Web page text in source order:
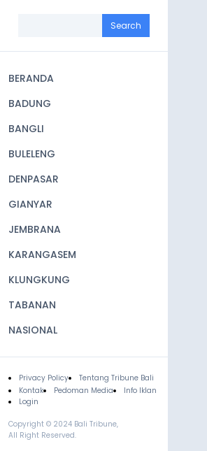
navigation
BERANDA
BADUNG
BANGLI
BULELENG
DENPASAR
GIANYAR
JEMBRANA
KARANGASEM
KLUNGKUNG
TABANAN
NASIONAL
Footer
Privacy Policy
Tentang Tribune Bali
Kontak
Pedoman Media
Info Iklan
Login
Copyright © 2024 Bali Tribune,
All Right Reserved.